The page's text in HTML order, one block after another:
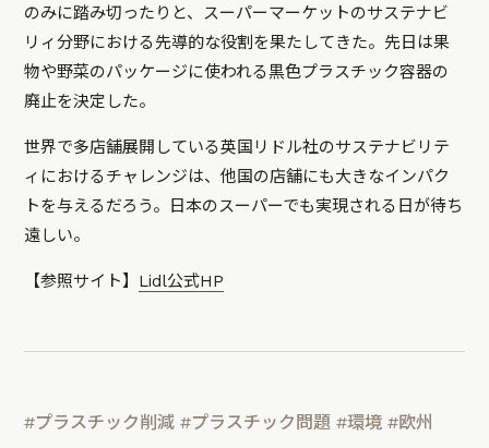
のみに踏み切ったりと、スーパーマーケットのサステナビ
リィ分野における先導的な役割を果たしてきた。先日は果
物や野菜のパッケージに使われる黒色プラスチック容器の
廃止を決定した。
世界で多店舗展開している英国リドル社のサステナビリテ
ィにおけるチャレンジは、他国の店舗にも大きなインパク
トを与えるだろう。日本のスーパーでも実現される日が待ち
遠しい。
【参照サイト】 Lidl公式HP
#プラスチック削減 #プラスチック問題 #環境 #欧州